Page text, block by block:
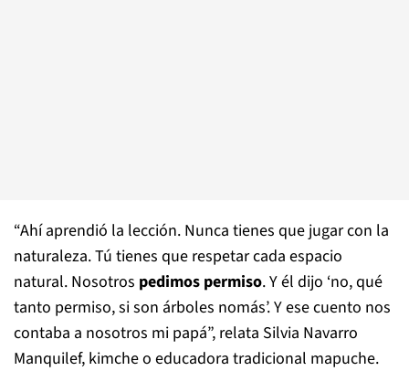
“Ahí aprendió la lección. Nunca tienes que jugar con la
naturaleza. Tú tienes que respetar cada espacio
natural. Nosotros pedimos permiso. Y él dijo ‘no, qué
tanto permiso, si son árboles nomás’. Y ese cuento nos
contaba a nosotros mi papá”, relata Silvia Navarro
Manquilef, kimche o educadora tradicional mapuche.